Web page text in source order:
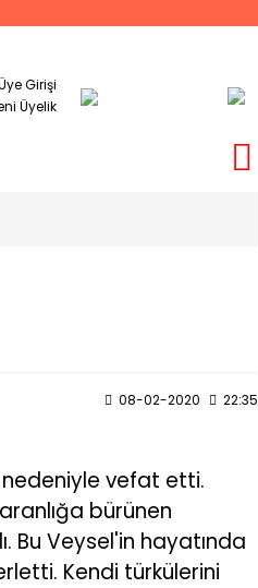
Girişi
Üyelik
08-02-2020 22:35
nedeniyle vefat etti.
bürünen
Bu Veysel'in hayatında
Kendi türkülerini